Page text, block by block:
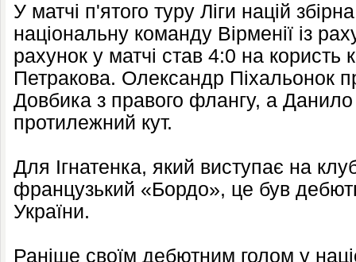
У матчі п'ятого туру Ліги націй
національну команду Вірменії із
рахунок у матчі став 4:0 на
Петракова. Олександр Піхальонок
Довбика з правого флангу, а Данило
протилежний кут.
Для Ігнатенка, який виступає на
французький «Бордо», це був
України.
Раніше своїм дебютним голом у